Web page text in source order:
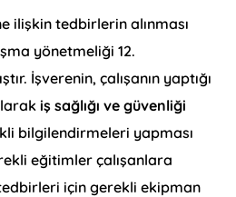
ilişkin tedbirlerin alınması
yönetmeliği 12.
İşverenin, çalışanın yaptığı
iş sağlığı ve güvenliği
bilgilendirmeleri yapması
eğitimler çalışanlara
için gerekli ekipman